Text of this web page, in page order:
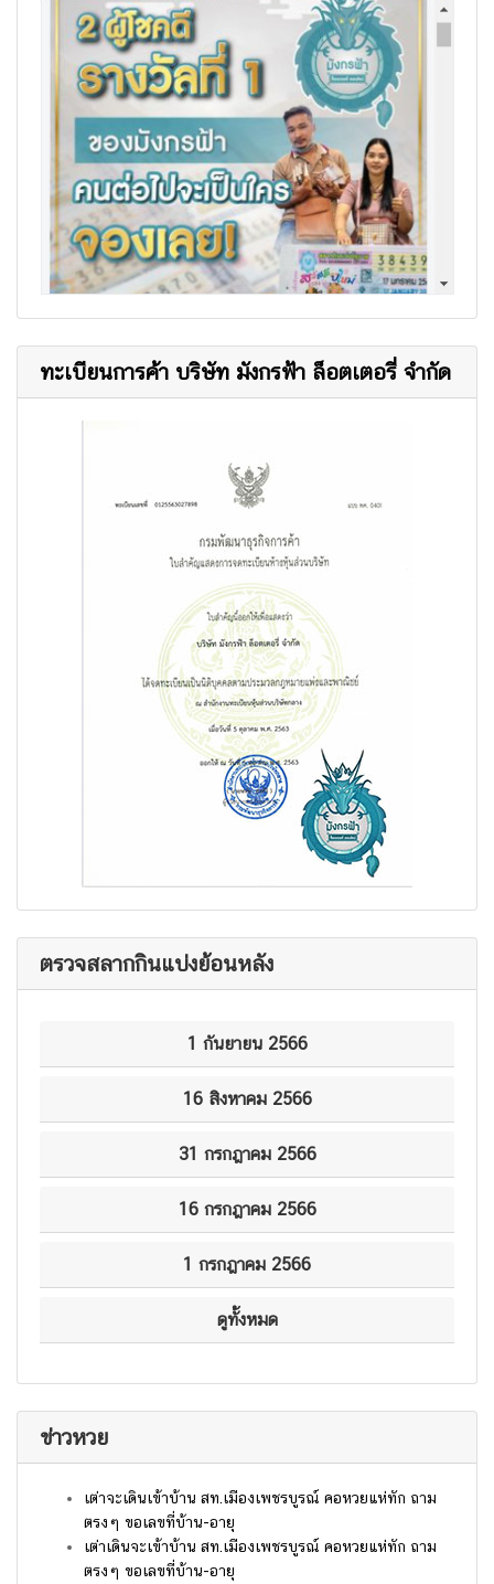
ทะเบียนการค้า บริษัท มังกรฟ้า ล็อตเตอรี่ จำกัด
ตรวจสลากกินแบ่งย้อนหลัง
1 กันยายน 2566
16 สิงหาคม 2566
31 กรกฎาคม 2566
16 กรกฎาคม 2566
1 กรกฎาคม 2566
ดูทั้งหมด
ข่าวหวย
เต่าจะเดินเข้าบ้าน สท.เมืองเพชรบูรณ์ คอหวยแห่ทัก ถาม
ตรงๆ ขอเลขที่บ้าน-อายุ
เต่าเดินจะเข้าบ้าน สท.เมืองเพชรบูรณ์ คอหวยแห่ทัก ถาม
ตรงๆ ขอเลขที่บ้าน-อายุ